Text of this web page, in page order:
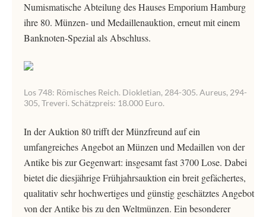
Numismatische Abteilung des Hauses Emporium Hamburg
ihre 80. Münzen- und Medaillenauktion, erneut mit einem
Banknoten-Spezial als Abschluss.
Los 748: Römisches Reich. Diokletian, 284-305. Aureus, 294-
305, Treveri. Schätzpreis: 18.000 Euro.
In der Auktion 80 trifft der Münzfreund auf ein
umfangreiches Angebot an Münzen und Medaillen von der
Antike bis zur Gegenwart: insgesamt fast 3700 Lose. Dabei
bietet die diesjährige Frühjahrsauktion ein breit gefächertes,
qualitativ sehr hochwertiges und günstig geschätztes Angebot
von der Antike bis zu den Weltmünzen. Ein besonderer